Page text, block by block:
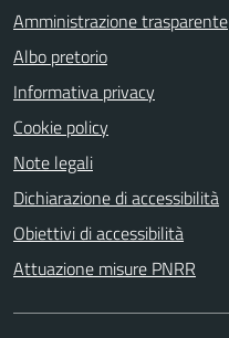
Amministrazione trasparente
Albo pretorio
Informativa privacy
Cookie policy
Note legali
Dichiarazione di accessibilità
Obiettivi di accessibilità
Attuazione misure PNRR